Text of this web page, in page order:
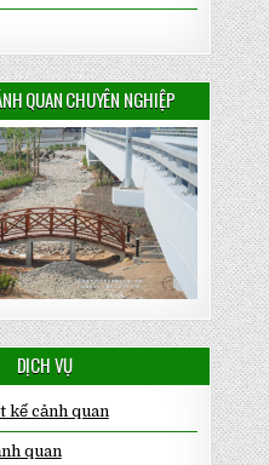
QUAN CHUYÊN NGHIỆP
DỊCH VỤ
kế cảnh quan
quan